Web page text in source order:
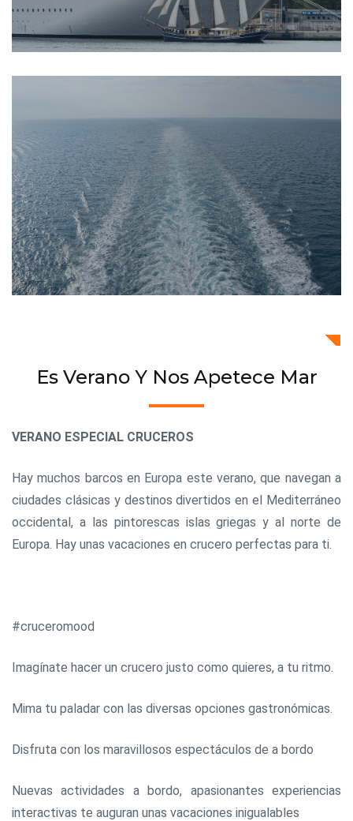
Es Verano Y Nos Apetece Mar
VERANO ESPECIAL CRUCEROS
Hay muchos barcos en Europa este verano, que navegan a
ciudades clásicas y destinos divertidos en el Mediterráneo
occidental, a las pintorescas islas griegas y al norte de
Europa. Hay unas vacaciones en crucero perfectas para ti.
#cruceromood
Imagínate hacer un crucero justo como quieres, a tu ritmo.
Mima tu paladar con las diversas opciones gastronómicas.
Disfruta con los maravillosos espectáculos de a bordo
Nuevas actividades a bordo, apasionantes experiencias
interactivas te auguran unas vacaciones inigualables